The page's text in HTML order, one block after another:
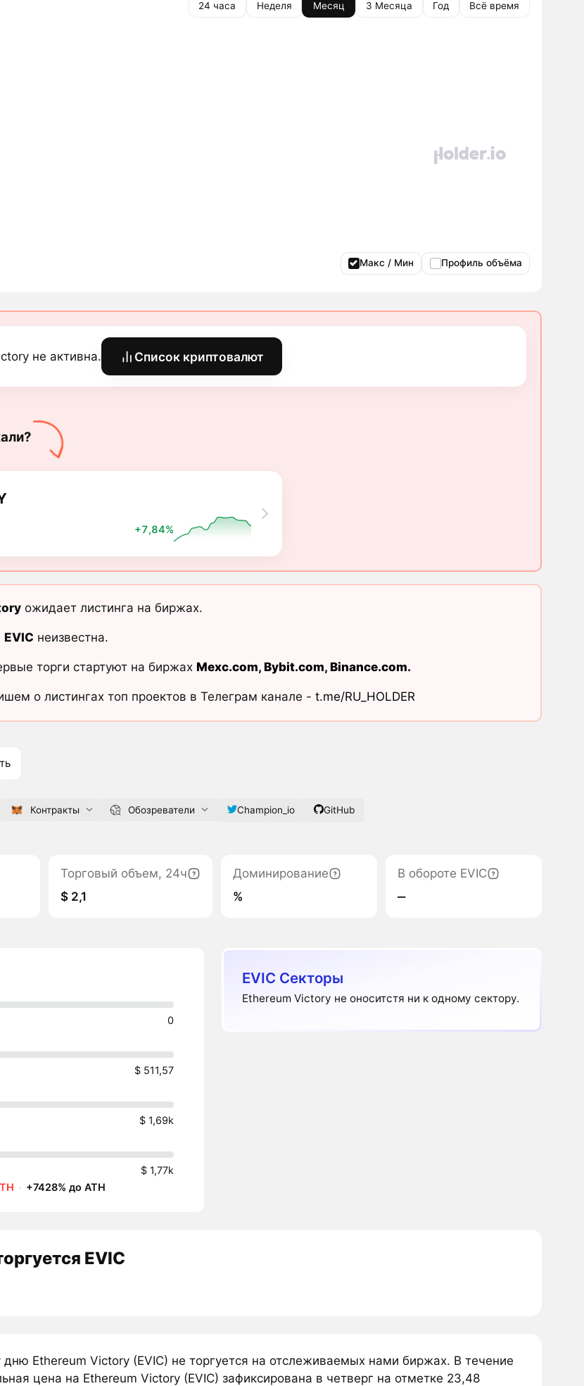
24 часа Неделя Месяц 3 Месяца Год Всё время
Макс / Мин Профиль объёма
не активна. Список криптовалют
+7,84%
ожидает листинга на биржах.
EVIC неизвестна.
торги стартуют на биржах Mexc.com, Bybit.com, Binance.com.
о листингах топ проектов в Телеграм канале - t.me/RU_HOLDER
Контракты Обозреватели Champion_io GitHub
Торговый объем, 24ч
$ 2,1
Доминирование
%
В обороте EVIC
‒
0
$ 511,57
$ 1,69k
$ 1,77k
· +7428% до ATH
EVIC Секторы
Ethereum Victory не оноситстя ни к одному сектору.
EVIC
Ethereum Victory (EVIC) не торгуется на отслеживаемых нами биржах. В течение
цена на Ethereum Victory (EVIC) зафиксирована в четверг на отметке 23,48